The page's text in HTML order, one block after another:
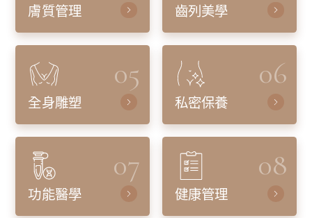
膚質管理 齒列美學
05
全身雕塑
06
私密保養
07
功能醫學
08
健康管理